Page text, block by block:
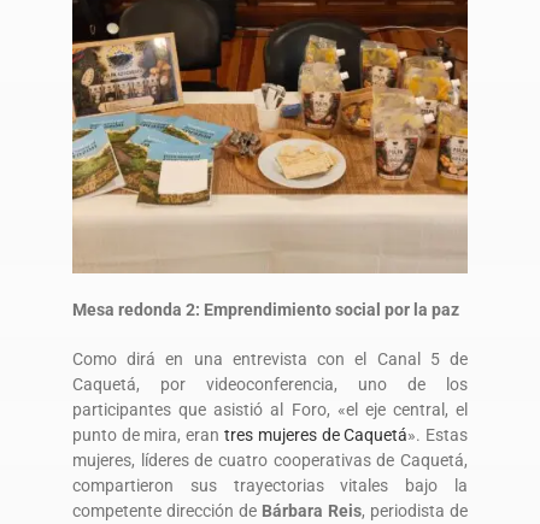
Mesa redonda 2: Emprendimiento social por la paz
Como dirá en una entrevista con el Canal 5 de
Caquetá, por videoconferencia, uno de los
participantes que asistió al Foro, «el eje central, el
punto de mira, eran tres mujeres de Caquetá». Estas
mujeres, líderes de cuatro cooperativas de Caquetá,
compartieron sus trayectorias vitales bajo la
competente dirección de Bárbara Reis, periodista de